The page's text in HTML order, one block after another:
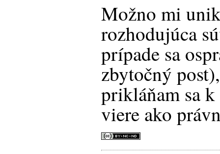
Možno mi
rozhodujúca
prípade sa
zbytočný
prikláňam sa
viere ako